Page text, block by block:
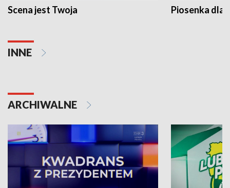
Scena jest Twoja Piosenka dla
INNE
ARCHIWALNE